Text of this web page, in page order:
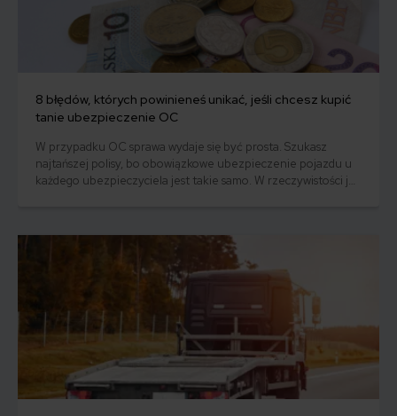
8 błędów, których powinieneś unikać, jeśli chcesz kupić
tanie ubezpieczenie OC
W przypadku OC sprawa wydaje się być prosta. Szukasz
najtańszej polisy, bo obowiązkowe ubezpieczenie pojazdu u
każdego ubezpieczyciela jest takie samo. W rzeczywistości już